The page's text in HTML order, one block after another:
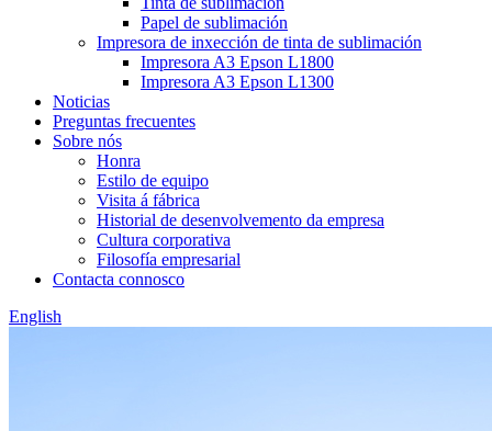
Papel de sublimación
Impresora de inxección de tinta de sublimación
Impresora A3 Epson L1800
Impresora A3 Epson L1300
Noticias
Preguntas frecuentes
Sobre nós
Honra
Estilo de equipo
Visita á fábrica
Historial de desenvolvemento da empresa
Cultura corporativa
Filosofía empresarial
Contacta connosco
English